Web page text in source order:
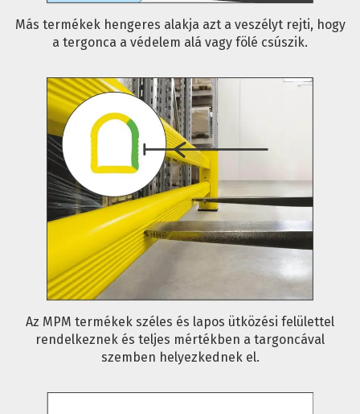
Más termékek hengeres alakja azt a veszélyt rejti, hogy
a tergonca a védelem alá vagy fölé csúszik.
Az MPM termékek széles és lapos ütközési felülettel
rendelkeznek és teljes mértékben a targoncával
szemben helyezkednek el.